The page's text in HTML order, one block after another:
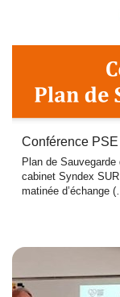
Conférence
Plan de
cabinet Syndex
matinée d’échange